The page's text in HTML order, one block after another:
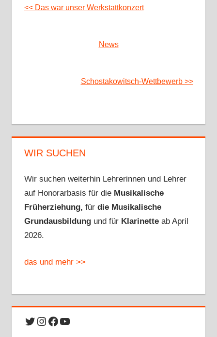
<< Das war unser Werkstattkonzert
News
Schostakowitsch-Wettbewerb >>
WIR SUCHEN
Wir suchen weiterhin Lehrerinnen und Lehrer
auf Honorarbasis für die Musikalische
Früherziehung, fürdie Musikalische
Grundausbildung und fürKlarinette ab April
2026.
das und mehr >>
Twitter
Instagram
Facebook
YouTube